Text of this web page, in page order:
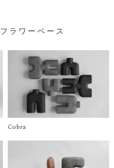
フラワーベース
Cobra